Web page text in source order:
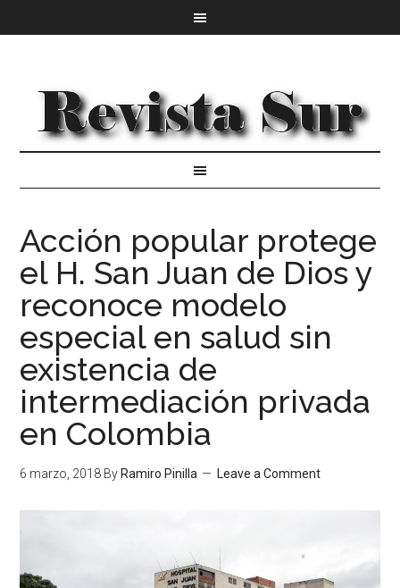
Acción popular protege
el H. San Juan de Dios y
reconoce modelo
especial en salud sin
existencia de
intermediación privada
en Colombia
6 marzo, 2018 By Ramiro Pinilla Leave a Comment